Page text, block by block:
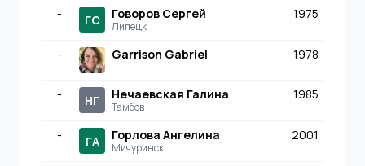
- ГС Говоров Сергей
Липецк
1975
- Garrison Gabriel 1978
- НГ Нечаевская Галина
Тамбов
1985
- ГА Горлова Ангелина
Мичуринск
2001